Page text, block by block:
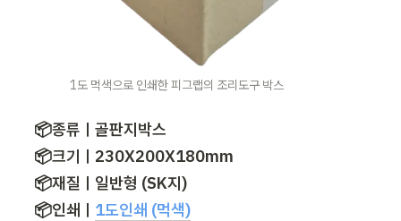
1도 먹색으로 인쇄한 피그랩의 조리도구 박스
📦종류ㅣ골판지박스
📦크기ㅣ230X200X180mm
📦재질ㅣ일반형 (SK지)
📦인쇄ㅣ 1도인쇄 (먹색)